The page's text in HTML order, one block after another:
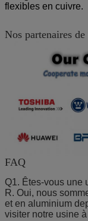
flexibles en cuivre.
Nos partenaires
FAQ
Q1. Êtes-vous une
R. Oui, nous
et en aluminium
visiter notre usine